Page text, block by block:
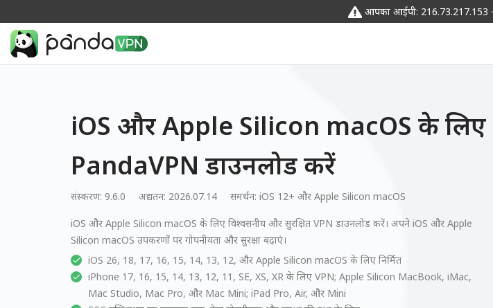
आपका आईपी: 216.73.217.153
iOS और Apple Silicon macOS के लिए
PandaVPN डाउनलोड करें
संस्करण: 9.6.0 अद्यतन: 2026.07.14 समर्थन: iOS 12+ और Apple Silicon macOS
iOS और Apple Silicon macOS के लिए विश्वसनीय और सुरक्षित VPN डाउनलोड करें। अपने iOS और Apple
Silicon macOS उपकरणों पर गोपनीयता और सुरक्षा बढ़ाएं।
iOS 26, 18, 17, 16, 15, 14, 13, 12, और Apple Silicon macOS के लिए निर्मित
iPhone 17, 16, 15, 14, 13, 12, 11, SE, XS, XR के लिए VPN; Apple Silicon MacBook, iMac,
Mac Studio, Mac Pro, और Mac Mini; iPad Pro, Air, और Mini